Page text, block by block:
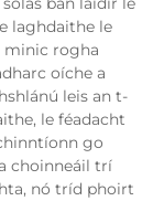
laghdaithe le
minic rogha
oíche a
leis an t-
le féadacht
go
choinneáil trí
nó tríd phoirt